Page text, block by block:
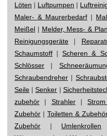
Löten | Luftpumpen |
Maler- & Maurerbedarf |
Meißel | Melder, Mess- &
Reinigungsgeräte |
Schaumstoff |Scheren &
Schlösser |
Schraubendreher |
Seile |Senker |
zubehör | Strahler|
Zubehör | Toiletten &
Zubehör | Umlenkrollen